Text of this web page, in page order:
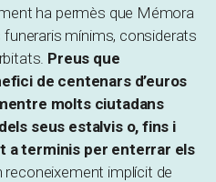
ha permès que Mémora
mínims, considerats
Preus que
de centenars d’euros
molts ciutadans
seus estalvis o, fins i
a terminis per enterrar els
reconeixement implícit de